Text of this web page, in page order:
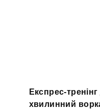
Експрес-
хвилинний